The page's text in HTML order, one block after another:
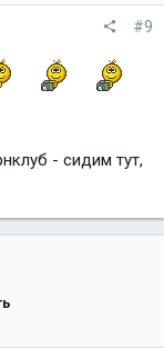
#9
- сидим тут,